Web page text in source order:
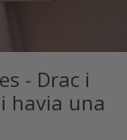
- Drac i
havia una